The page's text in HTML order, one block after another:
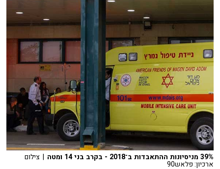
39% מניסיונות ההתאבדות ב־2018 - בקרב בני 14 ומטה | צילום
ארכיון: פלאש90